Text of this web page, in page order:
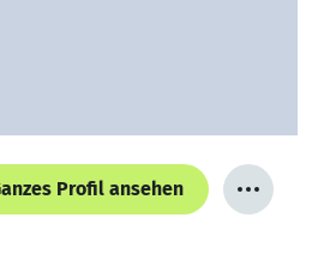
Profil ansehen